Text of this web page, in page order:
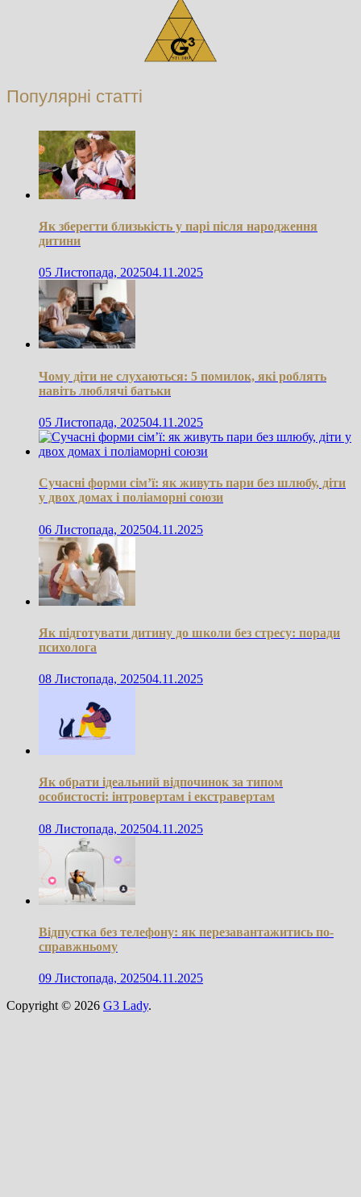
Популярні статті
Як зберегти близькість у парі після народження
дитини
05 Листопада, 202504.11.2025
Чому діти не слухаються: 5 помилок, які роблять
навіть люблячі батьки
05 Листопада, 202504.11.2025
Сучасні форми сім’ї: як живуть пари без шлюбу, діти
у двох домах і поліаморні союзи
06 Листопада, 202504.11.2025
Як підготувати дитину до школи без стресу: поради
психолога
08 Листопада, 202504.11.2025
Як обрати ідеальний відпочинок за типом
особистості: інтровертам і екстравертам
08 Листопада, 202504.11.2025
Відпустка без телефону: як перезавантажитись по-
справжньому
09 Листопада, 202504.11.2025
Copyright © 2026 G3 Lady.